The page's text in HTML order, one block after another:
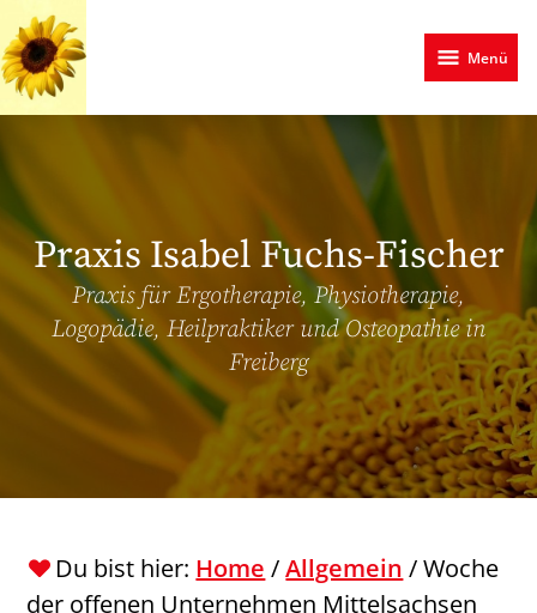
Zum
Hauptinhalt
springen
Menü
Praxis Isabel Fuchs-Fischer
Praxis für Ergotherapie, Physiotherapie,
Logopädie, Heilpraktiker und Osteopathie in
Freiberg
Du bist hier: Home /Allgemein /Woche
der offenen Unternehmen Mittelsachsen